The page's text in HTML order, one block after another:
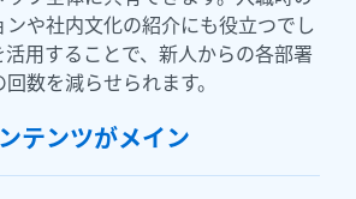
や社内文化の紹介にも役立つでし
活用することで、新人からの各部署
数を減らせられます。
テンツがメイン